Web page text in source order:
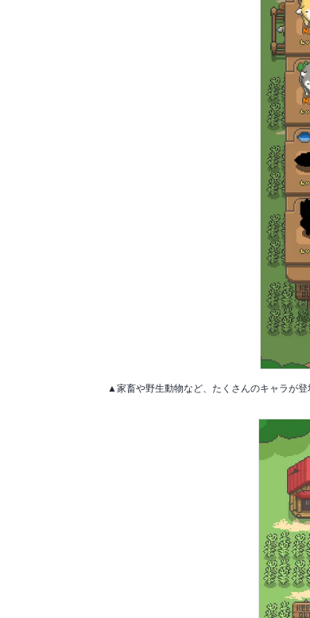
▲家畜や野生動物など、たくさんのキャラが登